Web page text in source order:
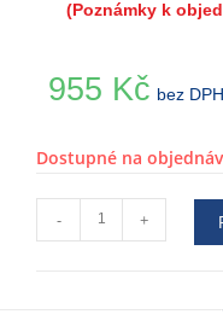
(Poznámky k
955 Kč bez DPH
Dostupné na
- +